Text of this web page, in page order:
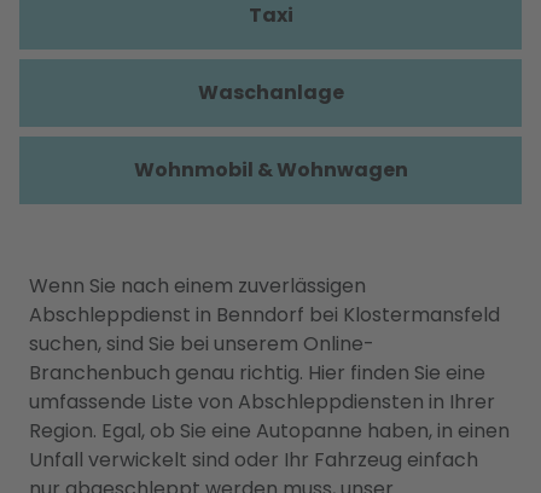
Wenn Sie nach einem zuverlässigen
Abschleppdienst in Benndorf bei Klostermansfeld
suchen, sind Sie bei unserem Online-
Branchenbuch genau richtig. Hier finden Sie eine
umfassende Liste von Abschleppdiensten in Ihrer
Region. Egal, ob Sie eine Autopanne haben, in einen
Unfall verwickelt sind oder Ihr Fahrzeug einfach
Taxi
Waschanlage
Wohnmobil & Wohnwagen